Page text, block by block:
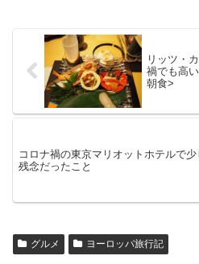
リッツ・
禍でも高
朝食>
コロナ禍の東京マリオットホテルで少
残念だったこと
グルメ ヨーロッパ旅行記